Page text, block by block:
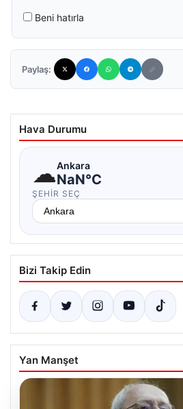
Beni hatırla
Paylaş:
Hava Durumu
☁Ankara
NaN°C
ŞEHIR SEÇ
Bizi Takip Edin
Yan Manşet